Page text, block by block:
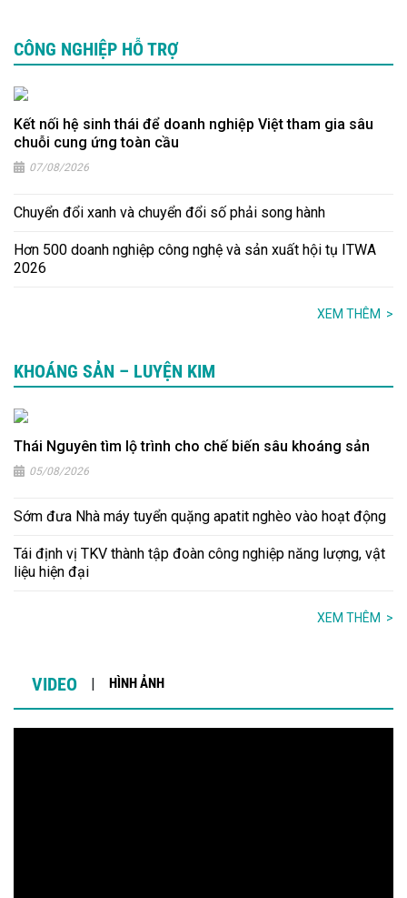
CÔNG NGHIỆP HỖ TRỢ
Kết nối hệ sinh thái để doanh nghiệp Việt tham gia sâu
chuỗi cung ứng toàn cầu
07/08/2026
Chuyển đổi xanh và chuyển đổi số phải song hành
Hơn 500 doanh nghiệp công nghệ và sản xuất hội tụ ITWA
2026
XEM THÊM >
KHOÁNG SẢN – LUYỆN KIM
Thái Nguyên tìm lộ trình cho chế biến sâu khoáng sản
05/08/2026
Sớm đưa Nhà máy tuyển quặng apatit nghèo vào hoạt động
Tái định vị TKV thành tập đoàn công nghiệp năng lượng, vật
liệu hiện đại
XEM THÊM >
VIDEO HÌNH ẢNH